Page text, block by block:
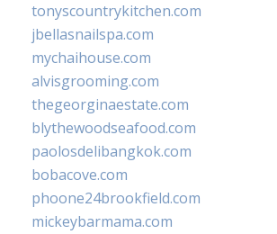
tonyscountrykitchen.com
jbellasnailspa.com
mychaihouse.com
alvisgrooming.com
thegeorginaestate.com
blythewoodseafood.com
paolosdelibangkok.com
bobacove.com
phoone24brookfield.com
mickeybarmama.com